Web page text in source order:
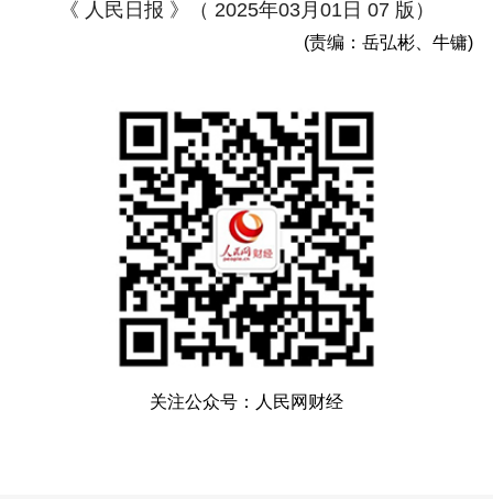
《 人民日报 》（ 2025年03月01日 07 版）
(责编：岳弘彬、牛镛)
关注公众号：人民网财经